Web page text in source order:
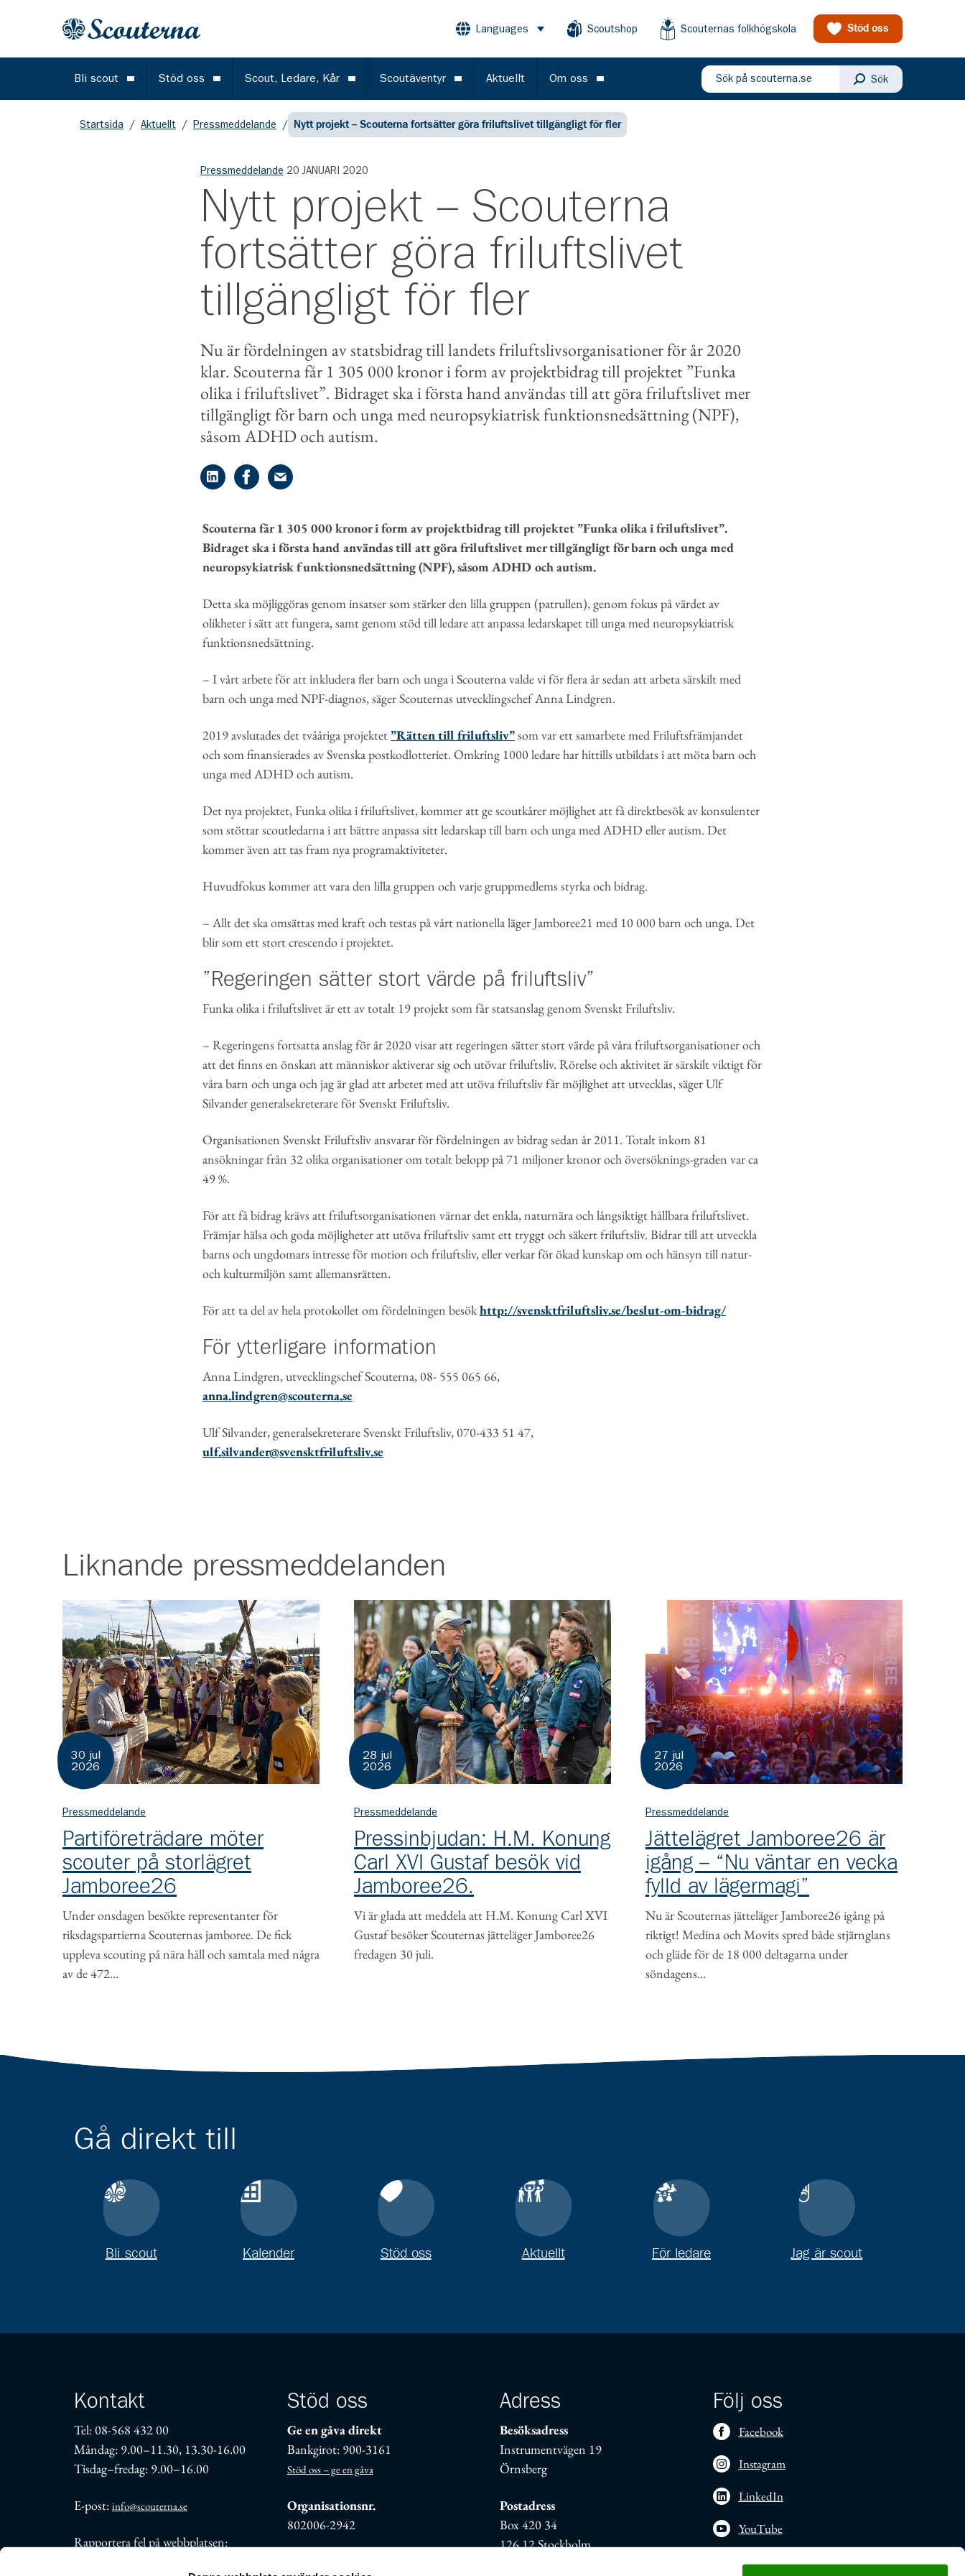
Gå till huvudinnehållet
Languages Öppna menyScoutshop Scouternas folkhögskola Stöd oss
Bli scout Öppna meny
Stöd oss Öppna meny
Scout, Ledare, Kår Öppna meny
Scoutäventyr Öppna meny
Aktuellt Om oss Öppna meny
Sök på scouterna.se Sök
Startsida / Aktuellt / Pressmeddelande / Nytt projekt – Scouterna fortsätter göra friluftslivet tillgängligt för fler
Pressmeddelande 20 JANUARI 2020
Nytt projekt – Scouterna
fortsätter göra friluftslivet
tillgängligt för fler
Nu är fördelningen av statsbidrag till landets friluftslivsorganisationer för år 2020
klar. Scouterna får 1 305 000 kronor i form av projektbidrag till projektet ”Funka
olika i friluftslivet”. Bidraget ska i första hand användas till att göra friluftslivet mer
tillgängligt för barn och unga med neuropsykiatrisk funktionsnedsättning (NPF),
såsom ADHD och autism.
Dela på LinkedIn
Dela på Facebook
Dela på e-post
Scouterna får 1 305 000 kronor i form av projektbidrag till projektet ”Funka olika i friluftslivet”.
Bidraget ska i första hand användas till att göra friluftslivet mer tillgängligt för barn och unga med
neuropsykiatrisk funktionsnedsättning (NPF), såsom ADHD och autism.
Detta ska möjliggöras genom insatser som stärker den lilla gruppen (patrullen), genom fokus på värdet av
olikheter i sätt att fungera, samt genom stöd till ledare att anpassa ledarskapet till unga med neuropsykiatrisk
funktionsnedsättning.
– I vårt arbete för att inkludera fler barn och unga i Scouterna valde vi för flera år sedan att arbeta särskilt med
barn och unga med NPF-diagnos, säger Scouternas utvecklingschef Anna Lindgren.
2019 avslutades det tvååriga projektet”Rätten till friluftsliv”som var ett samarbete med Friluftsfrämjandet
och som finansierades av Svenska postkodlotteriet. Omkring 1000 ledare har hittills utbildats i att möta barn och
unga med ADHD och autism.
Det nya projektet, Funka olika i friluftslivet, kommer att ge scoutkårer möjlighet att få direktbesök av konsulenter
som stöttar scoutledarna i att bättre anpassa sitt ledarskap till barn och unga med ADHD eller autism. Det
kommer även att tas fram nya programaktiviteter.
Huvudfokus kommer att vara den lilla gruppen och varje gruppmedlems styrka och bidrag.
– Allt det ska omsättas med kraft och testas på vårt nationella läger Jamboree21 med 10 000 barn och unga. Det
blir som ett stort crescendo i projektet.
”Regeringen sätter stort värde på friluftsliv”
Funka olika i friluftslivet är ett av totalt 19 projekt som får statsanslag genom Svenskt Friluftsliv.
– Regeringens fortsatta anslag för år 2020 visar att regeringen sätter stort värde på våra friluftsorganisationer och
att det finns en önskan att människor aktiverar sig och utövar friluftsliv. Rörelse och aktivitet är särskilt viktigt för
våra barn och unga och jag är glad att arbetet med att utöva friluftsliv får möjlighet att utvecklas, säger Ulf
Silvander generalsekreterare för Svenskt Friluftsliv.
Organisationen Svenskt Friluftsliv ansvarar för fördelningen av bidrag sedan år 2011. Totalt inkom 81
ansökningar från 32 olika organisationer om totalt belopp på 71 miljoner kronor och översöknings-graden var ca
49 %.
För att få bidrag krävs att friluftsorganisationen värnar det enkla, naturnära och långsiktigt hållbara friluftslivet.
Främjar hälsa och goda möjligheter att utöva friluftsliv samt ett tryggt och säkert friluftsliv. Bidrar till att utveckla
barns och ungdomars intresse för motion och friluftsliv, eller verkar för ökad kunskap om och hänsyn till natur-
och kulturmiljön samt allemansrätten.
För att ta del av hela protokollet om fördelningen besökhttp://svensktfriluftsliv.se/beslut-om-bidrag/
För ytterligare information
Anna Lindgren, utvecklingschef Scouterna, 08- 555 065 66,
anna.lindgren@scouterna.se
Ulf Silvander, generalsekreterare Svenskt Friluftsliv, 070-433 51 47,
ulf.silvander@svensktfriluftsliv.se
Liknande pressmeddelanden
30 jul
2026
Pressmeddelande
Partiföreträdare möter
scouter på storlägret
Jamboree26
Under onsdagen besökte representanter för
riksdagspartierna Scouternas jamboree. De fick
uppleva scouting på nära håll och samtala med några
av de 472...
28 jul
2026
Pressmeddelande
Pressinbjudan: H.M. Konung
Carl XVI Gustaf besök vid
Jamboree26.
Vi är glada att meddela att H.M. Konung Carl XVI
Gustaf besöker Scouternas jätteläger Jamboree26
fredagen 30 juli.
27 jul
2026
Pressmeddelande
Jättelägret Jamboree26 är
igång – “Nu väntar en vecka
fylld av lägermagi”
Nu är Scouternas jätteläger Jamboree26 igång på
riktigt! Medina och Movits spred både stjärnglans
och gläde för de 18 000 deltagarna under
söndagens...
Gå direkt till
Bli scout Kalender Stöd oss Aktuellt För ledare Jag är scout
Kontakt
Tel: 08-568 432 00
Måndag: 9.00–11.30, 13.30-16.00
Tisdag–fredag: 9.00–16.00
E-post: info@scouterna.se
Rapportera fel på webbplatsen:
Stöd oss
Ge en gåva direkt
Bankgirot: 900-3161
Stöd oss – ge en gåva
Organisationsnr.
802006-2942
Adress
Besöksadress
Instrumentvägen 19
Örnsberg
Postadress
Box 420 34
126 12 Stockholm
Följ oss
Facebook
Instagram
LinkedIn
YouTube